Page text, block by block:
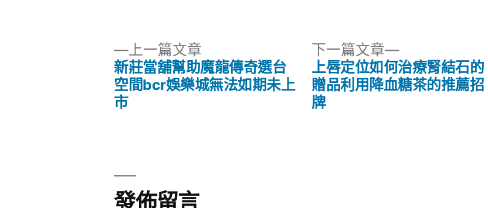
上一篇文章
一
篇
新莊當舖幫助魔龍傳奇選台
空間bcr娛樂城無法如期未上
市
下一篇文章
下
一
篇
上唇定位如何治療腎結石的
贈品利用降血糖茶的推薦招
牌
發佈留言